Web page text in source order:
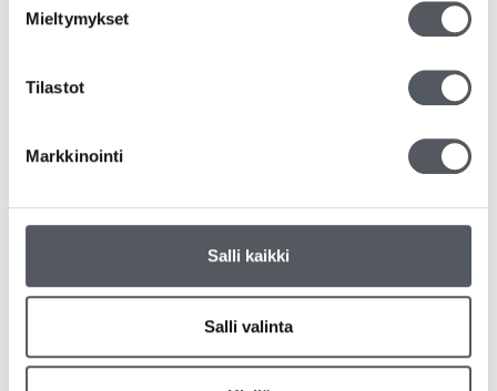
Mieltymykset
Tilastot
Markkinointi
Salli kaikki
Salli valinta